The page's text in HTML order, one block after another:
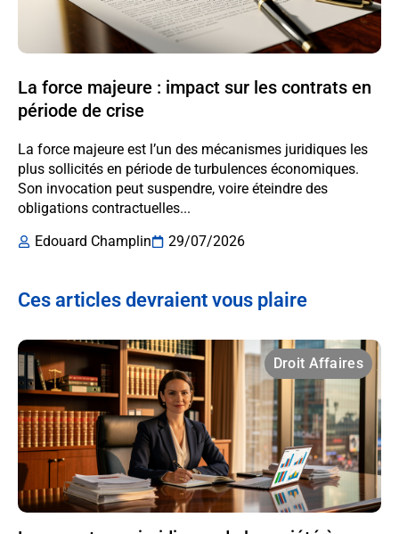
La force majeure : impact sur les contrats en
période de crise
La force majeure est l’un des mécanismes juridiques les
plus sollicités en période de turbulences économiques.
Son invocation peut suspendre, voire éteindre des
obligations contractuelles...
Edouard Champlin
29/07/2026
Ces articles devraient vous plaire
Droit Affaires